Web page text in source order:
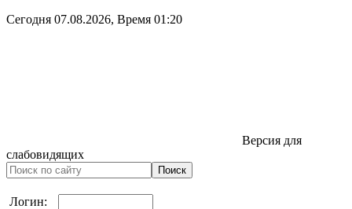
Сегодня 07.08.2026, Время 01:20
Версия для
слабовидящих
Логин: